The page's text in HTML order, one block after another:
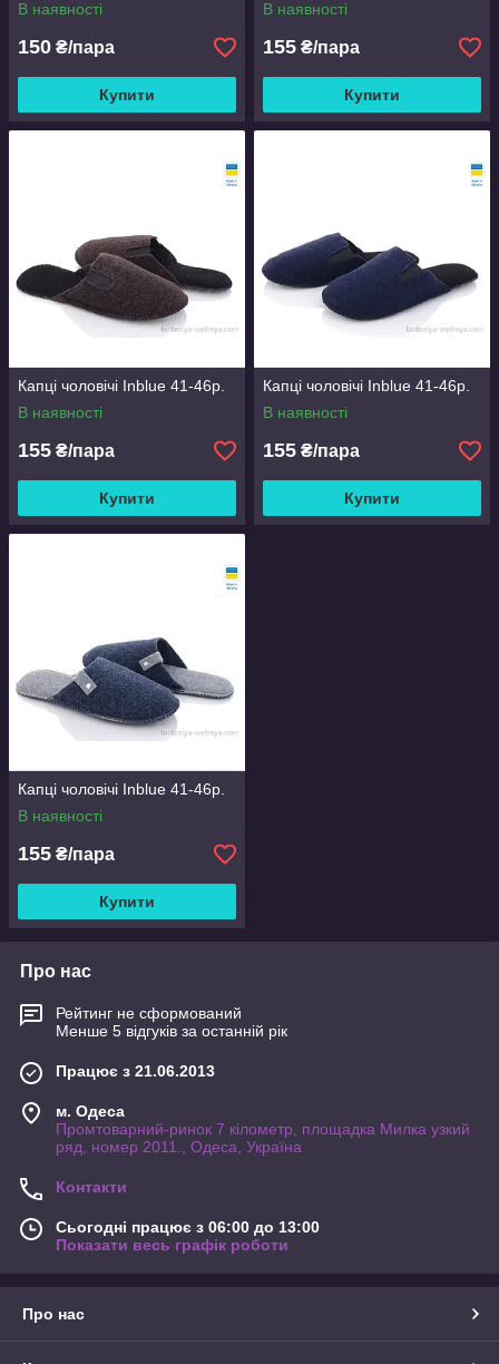
В наявності
150 ₴/пара
Купити
В наявності
155 ₴/пара
Купити
Капці чоловічі Inblue 41-46р.
В наявності
155 ₴/пара
Купити
Капці чоловічі Inblue 41-46р.
В наявності
155 ₴/пара
Купити
Капці чоловічі Inblue 41-46р.
В наявності
155 ₴/пара
Купити
Про нас
Рейтинг не сформований
Менше 5 відгуків за останній рік
Працює з 21.06.2013
м. Одеса
Промтоварний-ринок 7 кілометр, площадка Милка узкий
ряд, номер 2011., Одеса, Україна
Контакти
Сьогодні працює з 06:00 до 13:00
Показати весь графік роботи
Про нас